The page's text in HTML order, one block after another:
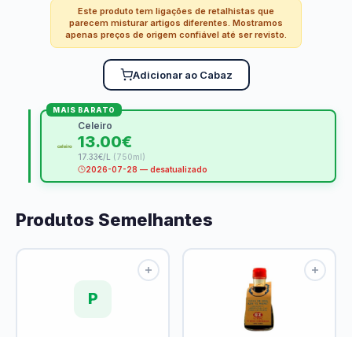
Celeiro
13.00€
17.33€/L
(750ml)
2026-07-28 — desatualizado
MAIS BARATO
Este produto tem ligações de retalhistas que
parecem misturar artigos diferentes. Mostramos
apenas preços de origem confiável até ser revisto.
Adicionar ao Cabaz
Produtos Semelhantes
P